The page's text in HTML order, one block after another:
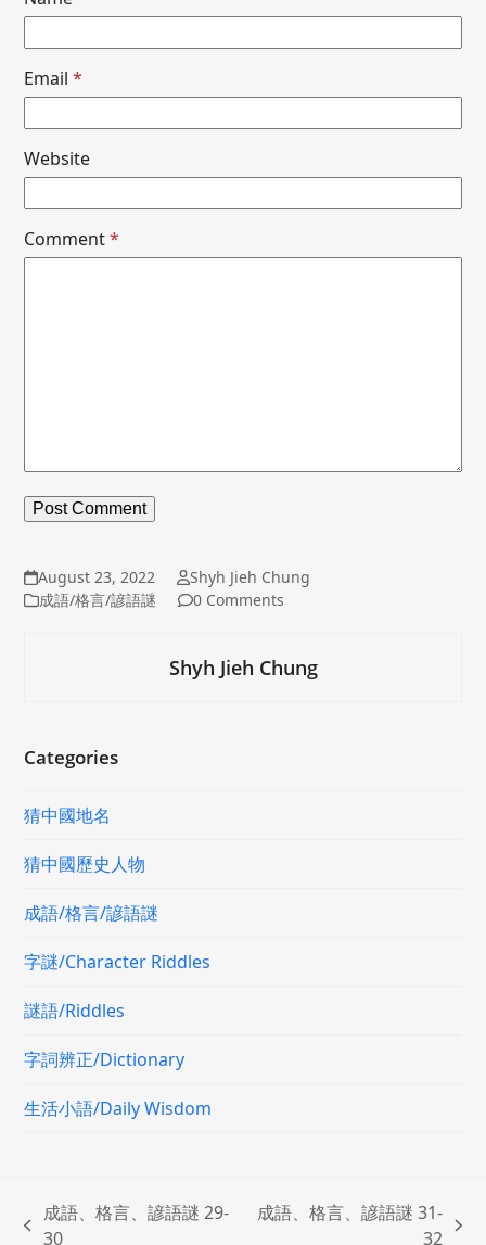
Email*
Website
Comment*
August 23, 2022
Shyh Jieh Chung
成語/格言/諺語謎
0 Comments
Shyh Jieh Chung
Categories
猜中國地名
猜中國歷史人物
成語/格言/諺語謎
字謎/Character Riddles
謎語/Riddles
字詞辨正/Dictionary
生活小語/Daily Wisdom
previous
成語、格言、諺語謎 29-
30
成語、格言、諺語謎 31-
32